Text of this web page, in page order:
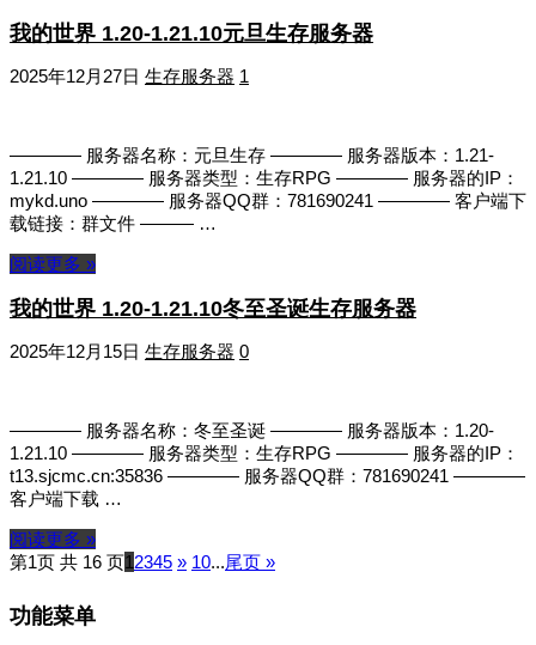
我的世界 1.20-1.21.10元旦生存服务器
2025年12月27日 生存服务器 1
———— 服务器名称：元旦生存 ———— 服务器版本：1.21-
1.21.10 ———— 服务器类型：生存RPG ———— 服务器的IP：
mykd.uno ———— 服务器QQ群：781690241 ———— 客户端下
载链接：群文件 ——— …
阅读更多 »
我的世界 1.20-1.21.10冬至圣诞生存服务器
2025年12月15日 生存服务器 0
———— 服务器名称：冬至圣诞 ———— 服务器版本：1.20-
1.21.10 ———— 服务器类型：生存RPG ———— 服务器的IP：
t13.sjcmc.cn:35836 ———— 服务器QQ群：781690241 ————
客户端下载 …
阅读更多 »
第1页 共 16 页1 2345 » 10...尾页 »
功能菜单